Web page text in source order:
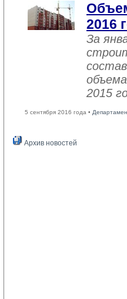
2016
За
2015
5 сентября 2016 года •
Архив новостей